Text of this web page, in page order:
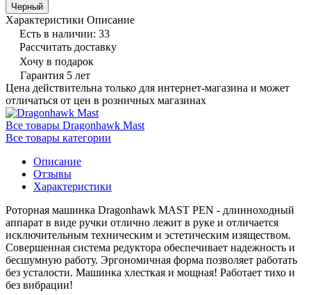
Черный
Характеристики Описание
Есть в наличии: 33
Рассчитать доставку
Хочу в подарок
Гарантия 5 лет
Цена действительна только для интернет-магазина и может
отличаться от цен в розничных магазинах
Все товары Dragonhawk Mast
Все товары категории
Описание
Отзывы
Характеристики
Роторная машинка Dragonhawk MAST PEN - длинноходный
аппарат в виде ручки отлично лежит в руке и отличается
исключительным техническим и эстетическим изяществом.
Совершенная система редуктора обеспечивает надежность и
бесшумную работу. Эргономичная форма позволяет работать
без усталости. Машинка хлесткая и мощная! Работает тихо и
без вибрации!